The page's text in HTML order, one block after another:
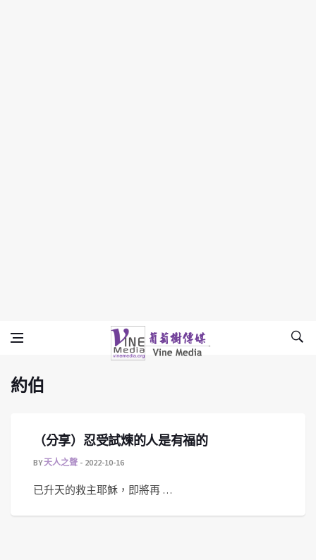
約伯
Vine Media
葡萄樹傳媒
約伯
（分享）忍受試煉的人是有福的
BY天人之聲 2022-10-16
已升天的救主耶穌，即將再 …